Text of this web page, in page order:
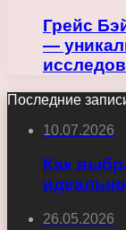
Грейс
—
Последние
10.07.2026
Как
26.05.2026